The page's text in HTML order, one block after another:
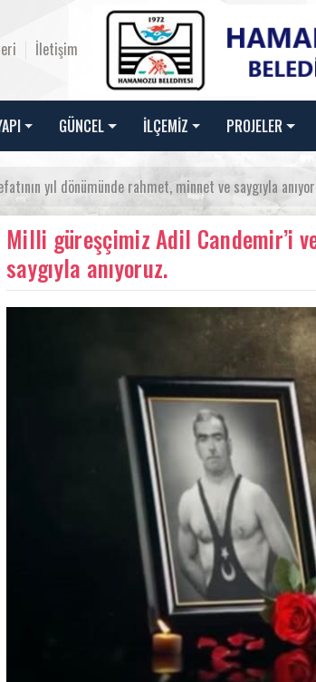
İletişim
GÜNCEL İLÇEMİZ PROJELER
yıl dönümünde rahmet, minnet ve saygıyla
Milli güreşçimiz Adil Candemir’i
saygıyla anıyoruz.